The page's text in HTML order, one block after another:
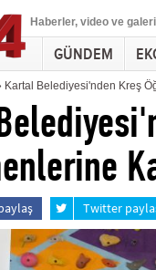
Haberler, video ve
GÜNDEM
Belediyesi'nden Kreş
Twitter